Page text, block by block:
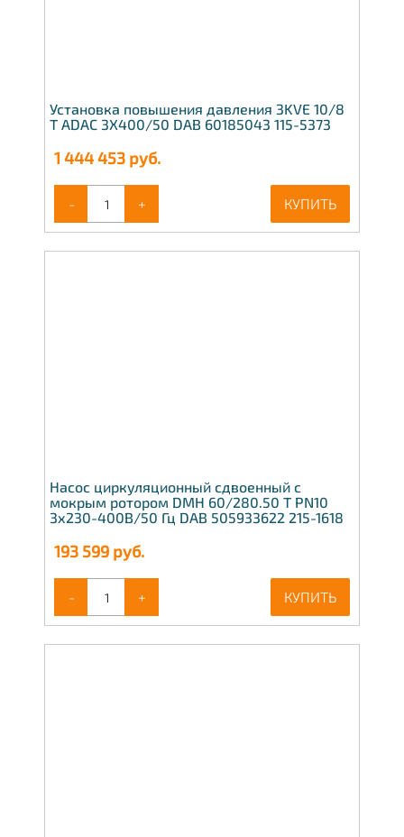
Установка повышения давления 3KVE 10/8
T ADAC 3X400/50 DAB 60185043 115-5373
1 444 453 руб.
- + КУПИТЬ
Насос циркуляционный сдвоенный с
мокрым ротором DMH 60/280.50 T PN10
3х230-400В/50 Гц DAB 505933622 215-1618
193 599 руб.
- + КУПИТЬ